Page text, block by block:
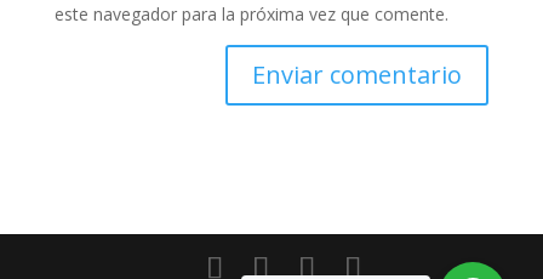
este navegador para la próxima vez que comente.